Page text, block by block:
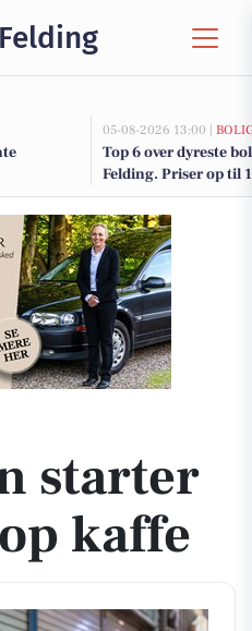
05-08-2026 13:00 |
Top 6 over dyreste
Felding. Priser op til
kaffe
starter
kaffe